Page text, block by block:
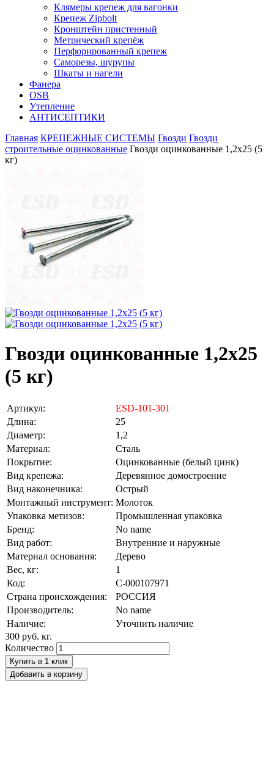
Клямеры крепеж для вагонки
Крепеж Zipbolt
Кронштейн пристенный
Метрический крепёж
Перфорированный крепеж
Саморезы, шурупы
Шкаты и нагели
Фанера
OSB
Утепление
АНТИСЕПТИКИ
Главная КРЕПЕЖНЫЕ СИСТЕМЫ Гвозди Гвозди
строительные оцинкованные Гвозди оцинкованные 1,2х25 (5
кг)
Гвозди оцинкованные 1,2х25
(5 кг)
Артикул:
ESD-101-301
Длина:
25
Диаметр:
1,2
Материал:
Сталь
Покрытие:
Оцинкованные (белый цинк)
Вид крепежа:
Деревянное домостроение
Вид наконечника:
Острый
Монтажный инструмент: Молоток
Упаковка метизов:
Промышленная упаковка
Бренд:
No name
Вид работ:
Внутренние и наружные
Материал основания:
Дерево
Вес, кг:
1
Код:
С-000107971
Страна происхождения:
РОССИЯ
Производитель:
No name
Наличие:
Уточнить наличие
300 руб. кг.
Количество
Купить в 1 клик
Добавить в корзину